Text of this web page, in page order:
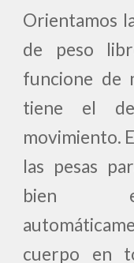
Orientamos
de peso
funcione de
tiene el
movimiento.
las pesas
bien
cuerpo en